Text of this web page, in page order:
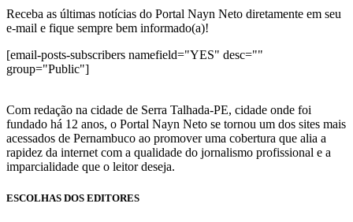
Receba as últimas notícias do Portal Nayn Neto diretamente em seu
e-mail e fique sempre bem informado(a)!
[email-posts-subscribers namefield="YES" desc=""
group="Public"]
Com redação na cidade de Serra Talhada-PE, cidade onde foi
fundado há 12 anos, o Portal Nayn Neto se tornou um dos sites mais
acessados de Pernambuco ao promover uma cobertura que alia a
rapidez da internet com a qualidade do jornalismo profissional e a
imparcialidade que o leitor deseja.
ESCOLHAS DOS EDITORES